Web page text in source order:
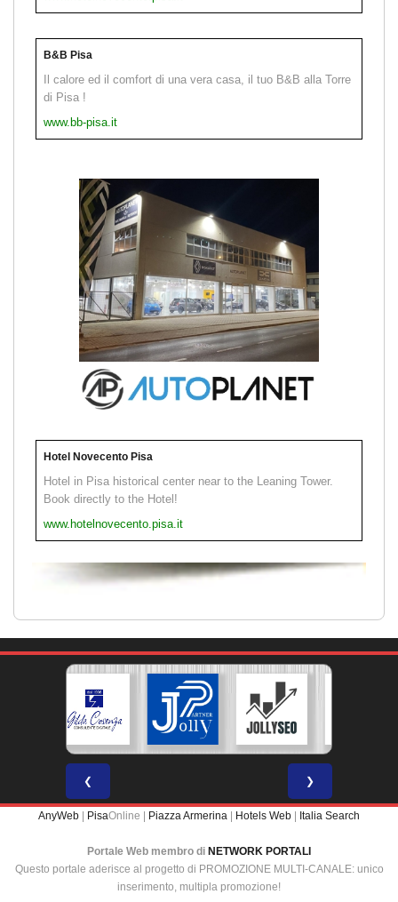
B&B Pisa
Il calore ed il comfort di una vera casa, il tuo B&B alla Torre
di Pisa !
www.bb-pisa.it
Hotel Novecento Pisa
Hotel in Pisa historical center near to the Leaning Tower.
Book directly to the Hotel!
www.hotelnovecento.pisa.it
❮ ❯
AnyWeb PisaOnline | Piazza Armerina Hotels Web Italia Search
Portale Web membro di NETWORK PORTALI
Questo portale aderisce al progetto di PROMOZIONE MULTI-CANALE: unico
inserimento, multipla promozione!